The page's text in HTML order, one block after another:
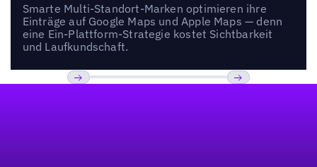
Smarte Multi-Standort-Marken optimieren ihre
Einträge auf Google Maps und Apple Maps — denn
eine Ein-Plattform-Strategie kostet Sichtbarkeit
und Laufkundschaft.